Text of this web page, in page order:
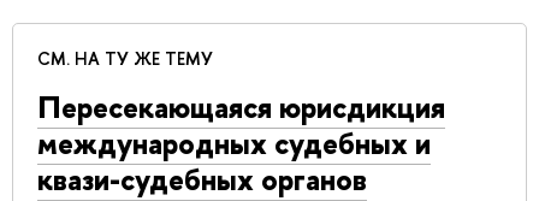
СМ. НА ТУ ЖЕ ТЕМУ
Пересекающаяся юрисдикция
международных судебных и
квази-судебных органов